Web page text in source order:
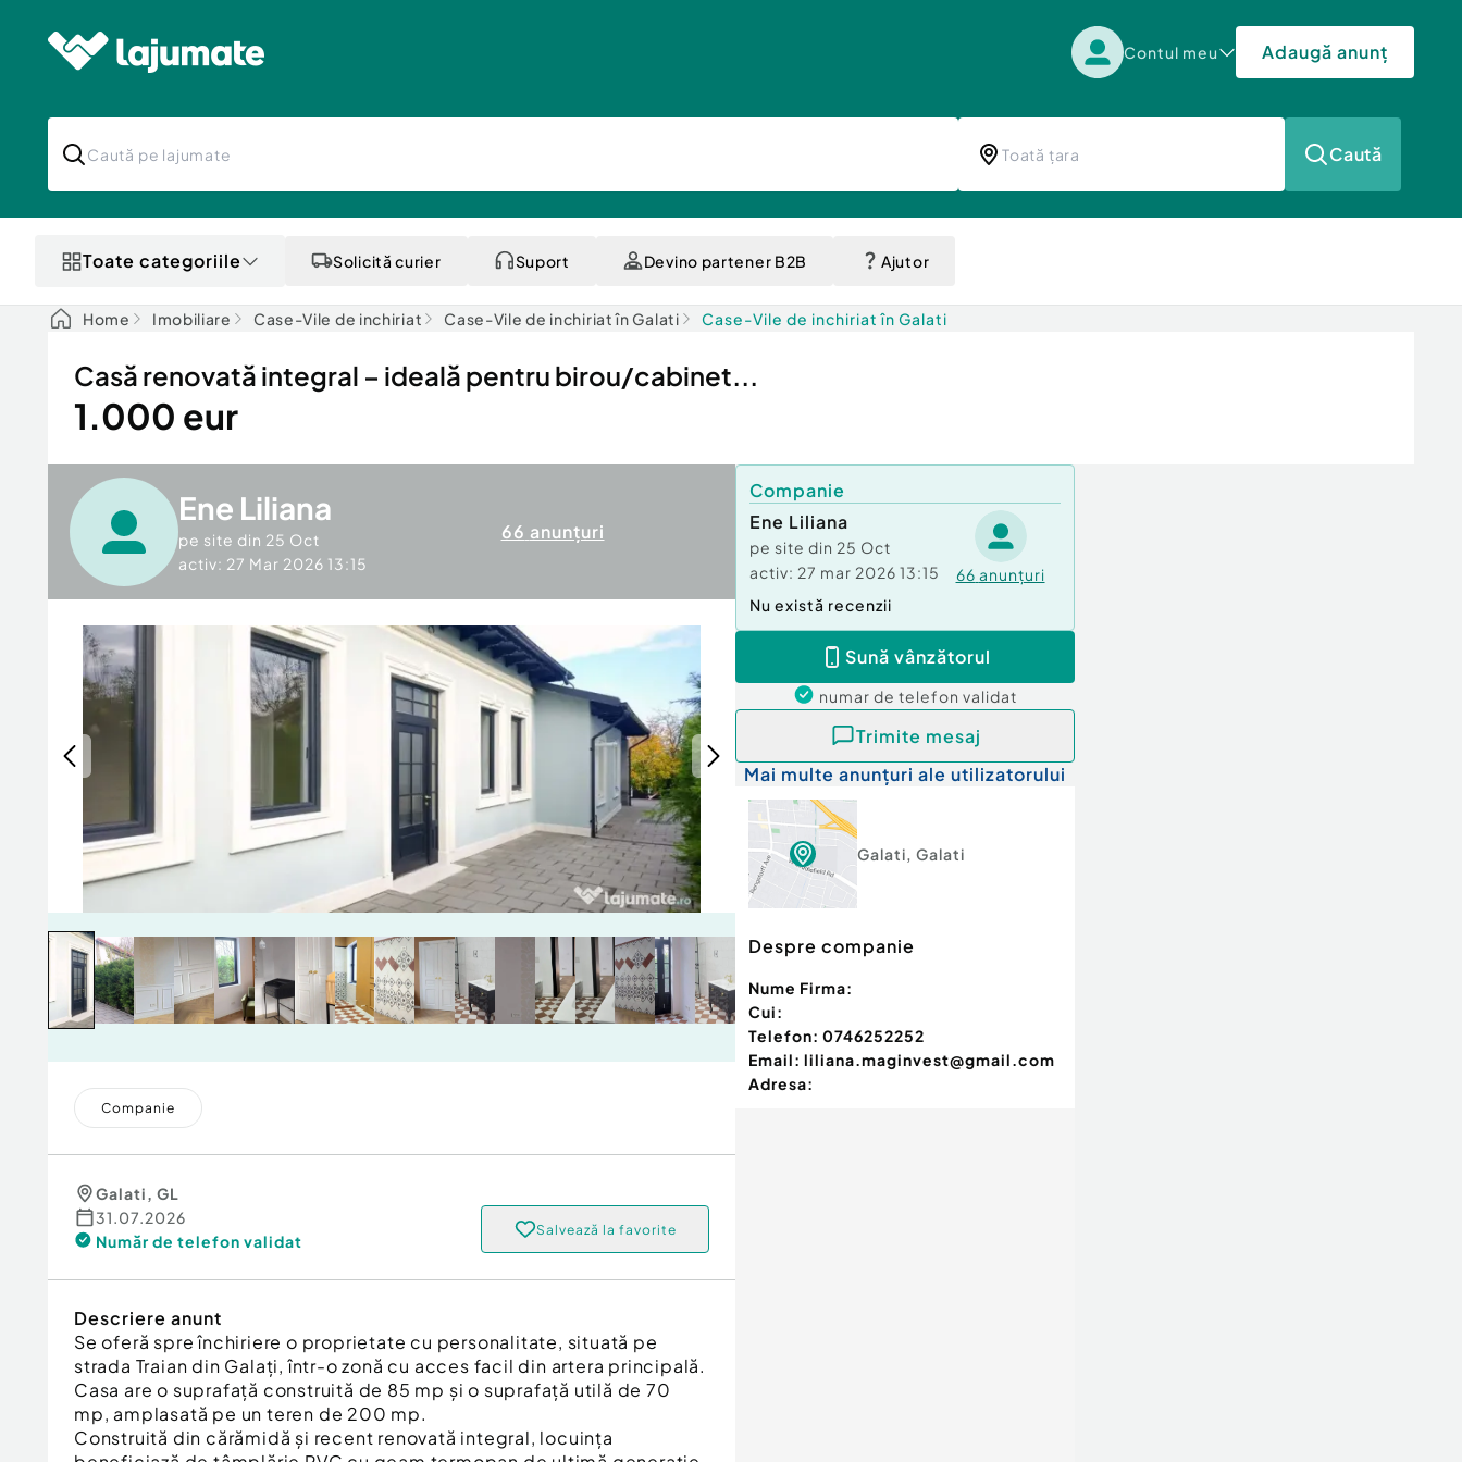
Contul meu Adaugă anunț
Caută
Toate categoriile Solicită curier Suport Devino partener B2B Ajutor
Home Imobiliare Case-Vile de inchiriat Case-Vile de inchiriat în Galati Case-Vile de inchiriat în Galati
Casă renovată integral – ideală pentru birou/cabinet...
1.000 eur
Ene Liliana
pe site din 25 Oct
activ: 27 Mar 2026 13:15
66 anunțuri
Companie
Galati, GL
31.07.2026
Număr de telefon validat
Salvează la favorite
Descriere anunt
Se oferă spre închiriere o proprietate cu personalitate, situată pe
strada Traian din Galați, într-o zonă cu acces facil din artera principală.
Casa are o suprafață construită de 85 mp și o suprafață utilă de 70
mp, amplasată pe un teren de 200 mp.
Construită din cărămidă și recent renovată integral, locuința
Companie
Ene Liliana
pe site din 25 Oct
activ: 27 mar 2026 13:15 66 anunțuri
Nu există recenzii
Sună vânzătorul
numar de telefon validat
Trimite mesaj
Mai multe anunțuri ale utilizatorului
Galati, Galati
Despre companie
Nume Firma:
Cui:
Telefon: 0746252252
Email: liliana.maginvest@gmail.com
Adresa: